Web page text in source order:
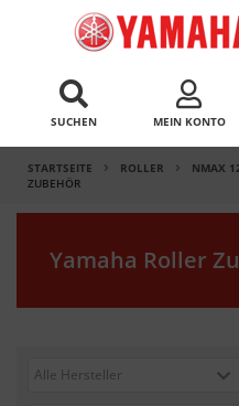
SUCHEN MEIN KONTO
STARTSEITE ROLLER NMAX
ZUBEHÖR
Yamaha Roller
Alle Hersteller